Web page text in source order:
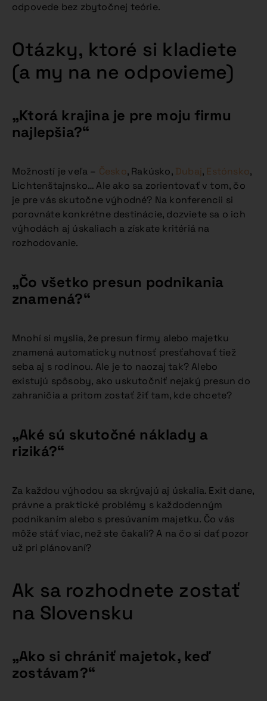
odpovede bez zbytočnej teórie.
Otázky, ktoré si kladiete
(a my na ne odpovieme)
„Ktorá krajina je pre moju firmu
najlepšia?“
Možností je veľa – Česko, Rakúsko, Dubaj, Estónsko,
Lichtenštajnsko… Ale ako sa zorientovať v tom, čo
je pre vás skutočne výhodné? Na konferencii si
porovnáte konkrétne destinácie, dozviete sa o ich
výhodách aj úskaliach a získate kritériá na
rozhodovanie.
„Čo všetko presun podnikania
znamená?“
Mnohí si myslia, že presun firmy alebo majetku
znamená automaticky nutnosť presťahovať tiež
seba aj s rodinou. Ale je to naozaj tak? Alebo
existujú spôsoby, ako uskutočniť nejaký presun do
zahraničia a pritom zostať žiť tam, kde chcete?
„Aké sú skutočné náklady a
riziká?“
Za každou výhodou sa skrývajú aj úskalia. Exit dane,
právne a praktické problémy s každodenným
podnikaním alebo s presúvaním majetku. Čo vás
môže stáť viac, než ste čakali? A na čo si dať pozor
už pri plánovaní?
Ak sa rozhodnete zostať
na Slovensku
„Ako si chrániť majetok, keď
zostávam?“